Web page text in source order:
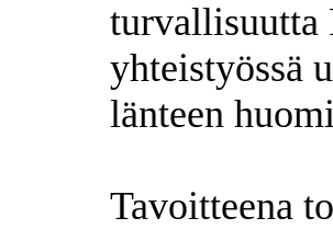
turvallisuutta
yhteistyössä
länteen
Tavoitteena